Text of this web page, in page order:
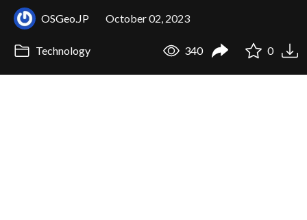
OSGeo.JP October 02, 2023
Technology 340 0